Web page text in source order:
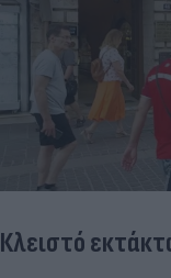
Κλειστό